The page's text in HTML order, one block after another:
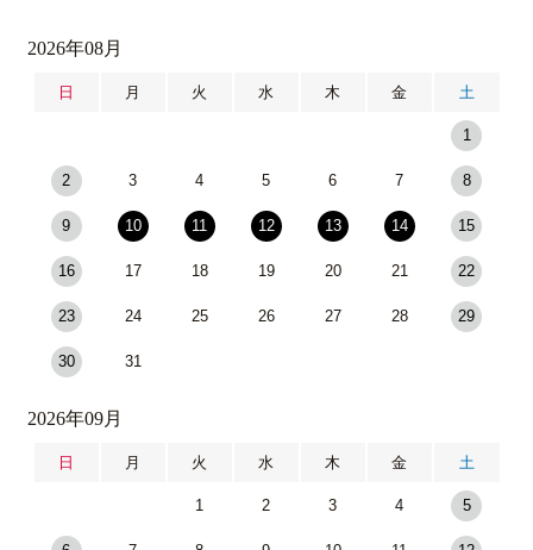
2026年08月
日 月 火 水 木 金 土
1
2 3 4 5 6 7 8
9 10 11 12 13 14 15
16 17 18 19 20 21 22
23 24 25 26 27 28 29
30 31
2026年09月
日 月 火 水 木 金 土
1 2 3 4 5